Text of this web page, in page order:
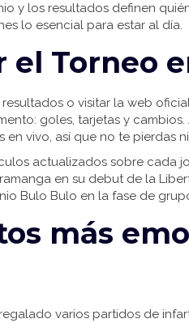
y los resultados definen
lo esencial para estar al día.
el Torneo
o visitar la web
goles, tarjetas y
vivo, así que no te pierdas
actualizados sobre cada
en su debut de la
Bulo Bulo en la fase de
más
varios partidos de